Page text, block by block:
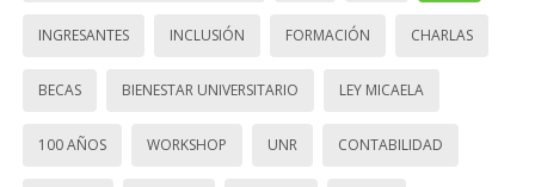
INGRESANTES INCLUSIÓN FORMACIÓN CHARLAS
BECAS BIENESTAR UNIVERSITARIO LEY MICAELA
100 AÑOS WORKSHOP UNR CONTABILIDAD